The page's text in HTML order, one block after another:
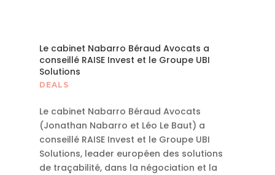
Le cabinet Nabarro Béraud Avocats a
conseillé RAISE Invest et le Groupe UBI
Solutions
DEALS
Le cabinet Nabarro Béraud Avocats
(Jonathan Nabarro et Léo Le Baut) a
conseillé RAISE Invest et le Groupe UBI
Solutions, leader européen des solutions
de traçabilité, dans la négociation et la